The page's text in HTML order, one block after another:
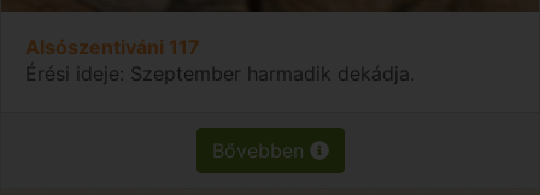
Alsószentiváni 117
Érési ideje: Szeptember harmadik dekádja.
Bővebben